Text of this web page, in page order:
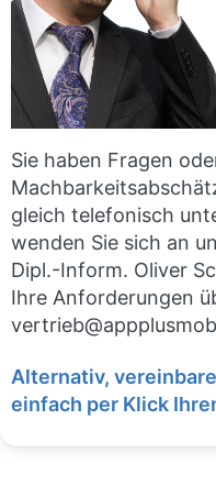
Sie haben Fragen
gleich telefonisch
wenden Sie sich an
Dipl.-Inform. Oliver
Ihre Anforderungen
Alternativ,
einfach per Klick